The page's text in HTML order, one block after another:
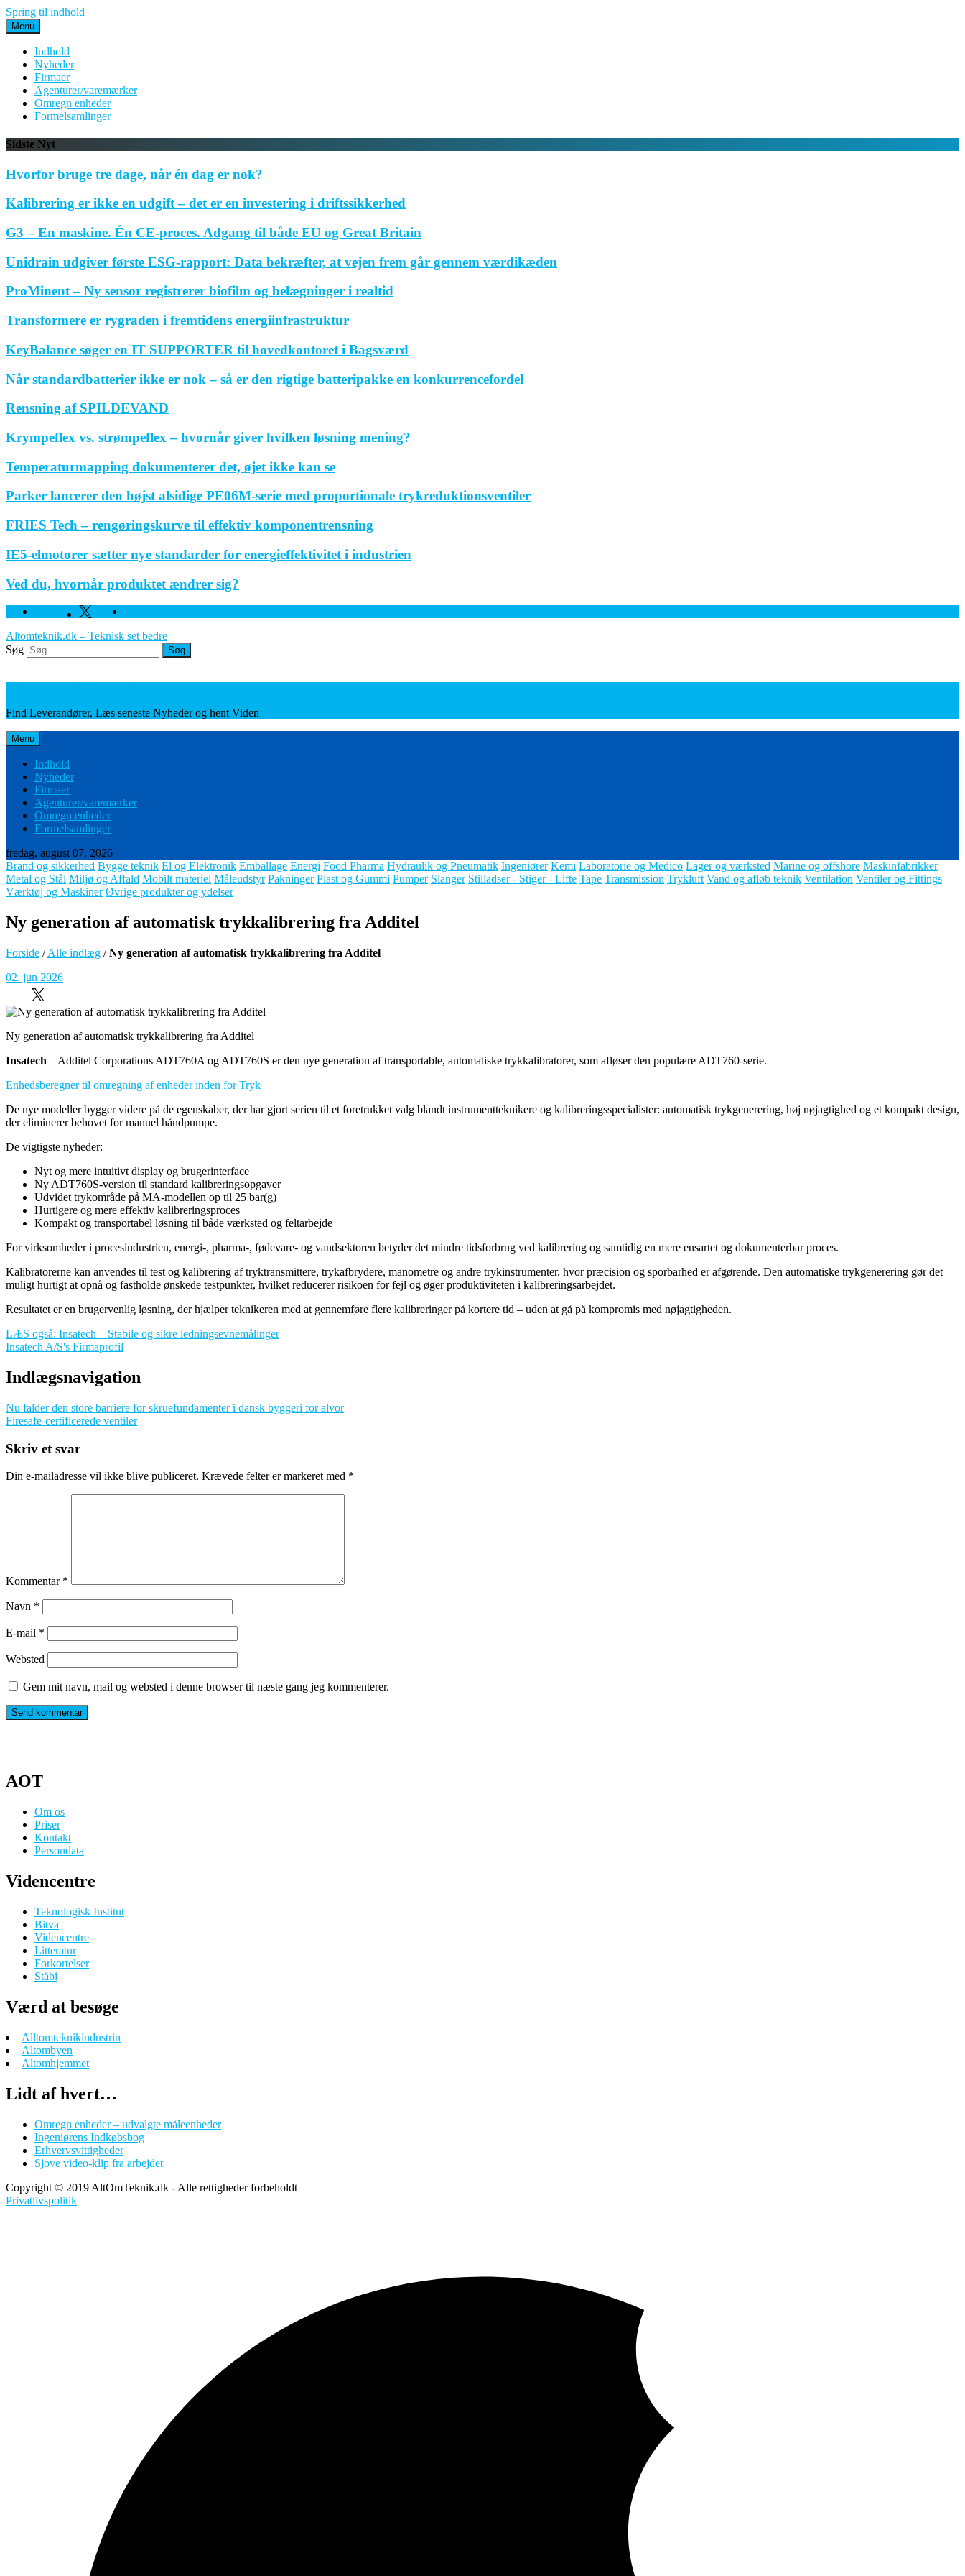
Spring til indhold
Menu
Indhold
Nyheder
Firmaer
Agenturer/varemærker
Omregn enheder
Formelsamlinger
Sidste Nyt
Hvorfor bruge tre dage, når én dag er nok?
Kalibrering er ikke en udgift – det er en investering i driftssikkerhed
G3 – En maskine. Én CE-proces. Adgang til både EU og Great Britain
Unidrain udgiver første ESG-rapport: Data bekræfter, at vejen frem går gennem værdikæden
ProMinent – Ny sensor registrerer biofilm og belægninger i realtid
Transformere er rygraden i fremtidens energiinfrastruktur
KeyBalance søger en IT SUPPORTER til hovedkontoret i Bagsværd
Når standardbatterier ikke er nok – så er den rigtige batteripakke en konkurrencefordel
Rensning af SPILDEVAND
Krympeflex vs. strømpeflex – hvornår giver hvilken løsning mening?
Temperaturmapping dokumenterer det, øjet ikke kan se
Parker lancerer den højst alsidige PE06M-serie med proportionale trykreduktionsventiler
FRIES Tech – rengøringskurve til effektiv komponentrensning
IE5-elmotorer sætter nye standarder for energieffektivitet i industrien
Ved du, hvornår produktet ændrer sig?
Facebook Twitter
Altomteknik.dk – Teknisk set bedre
Søg
Søg
Find Leverandører, Læs seneste Nyheder og hent Viden
Menu
Indhold
Nyheder
Firmaer
Agenturer/varemærker
Omregn enheder
Formelsamlinger
fredag, august 07, 2026
Brand og sikkerhed Bygge teknik El og Elektronik Emballage Energi Food Pharma Hydraulik og Pneumatik Ingeniører Kemi Laboratorie og Medico Lager og værksted Marine og offshore Maskinfabrikker
Metal og Stål Miljø og Affald Mobilt materiel Måleudstyr Pakninger Plast og Gummi Pumper Slanger Stilladser - Stiger - Lifte Tape Transmission Trykluft Vand og afløb teknik Ventilation Ventiler og Fittings
Værktøj og Maskiner Øvrige produkter og ydelser
Ny generation af automatisk trykkalibrering fra Additel
Forside /Alle indlæg /Ny generation af automatisk trykkalibrering fra Additel
02. jun 2026
Ny generation af automatisk trykkalibrering fra Additel
Insatech – Additel Corporations ADT760A og ADT760S er den nye generation af transportable, automatiske trykkalibratorer, som afløser den populære ADT760-serie.
Enhedsberegner til omregning af enheder inden for Tryk
De nye modeller bygger videre på de egenskaber, der har gjort serien til et foretrukket valg blandt instrumentteknikere og kalibreringsspecialister: automatisk trykgenerering, høj nøjagtighed og et kompakt design,
der eliminerer behovet for manuel håndpumpe.
De vigtigste nyheder:
Nyt og mere intuitivt display og brugerinterface
Ny ADT760S-version til standard kalibreringsopgaver
Udvidet trykområde på MA-modellen op til 25 bar(g)
Hurtigere og mere effektiv kalibreringsproces
Kompakt og transportabel løsning til både værksted og feltarbejde
For virksomheder i procesindustrien, energi-, pharma-, fødevare- og vandsektoren betyder det mindre tidsforbrug ved kalibrering og samtidig en mere ensartet og dokumenterbar proces.
Kalibratorerne kan anvendes til test og kalibrering af tryktransmittere, trykafbrydere, manometre og andre trykinstrumenter, hvor præcision og sporbarhed er afgørende. Den automatiske trykgenerering gør det
muligt hurtigt at opnå og fastholde ønskede testpunkter, hvilket reducerer risikoen for fejl og øger produktiviteten i kalibreringsarbejdet.
Resultatet er en brugervenlig løsning, der hjælper teknikeren med at gennemføre flere kalibreringer på kortere tid – uden at gå på kompromis med nøjagtigheden.
LÆS også: Insatech – Stabile og sikre ledningsevnemålinger
Insatech A/S's Firmaprofil
Indlægsnavigation
Nu falder den store barriere for skruefundamenter i dansk byggeri for alvor
Firesafe-certificerede ventiler
Skriv et svar
Din e-mailadresse vil ikke blive publiceret. Krævede felter er markeret med *
Kommentar *
Navn *
E-mail *
Websted
Gem mit navn, mail og websted i denne browser til næste gang jeg kommenterer.
AOT
Om os
Priser
Kontakt
Persondata
Videncentre
Teknologisk Institut
Bitva
Videncentre
Litteratur
Forkortelser
Ståbi
Værd at besøge
Alltomteknikindustrin
Altombyen
Altomhjemmet
Lidt af hvert…
Omregn enheder – udvalgte måleenheder
Ingeniørens Indkøbsbog
Erhvervsvittigheder
Sjove video-klip fra arbejdet
Copyright © 2019 AltOmTeknik.dk - Alle rettigheder forbeholdt
Privatlivspolitik